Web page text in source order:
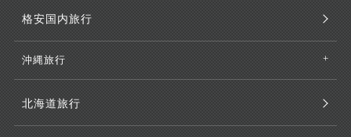
格安国内旅行
沖縄旅行
北海道旅行